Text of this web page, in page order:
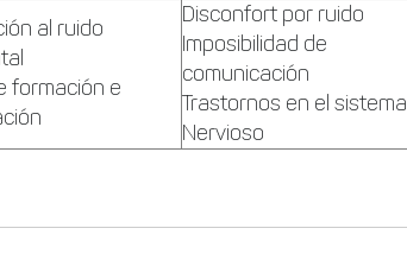
al ruido
formación e
Disconfort por ruido
Imposibilidad de
comunicación
Trastornos en el sistema
Nervioso